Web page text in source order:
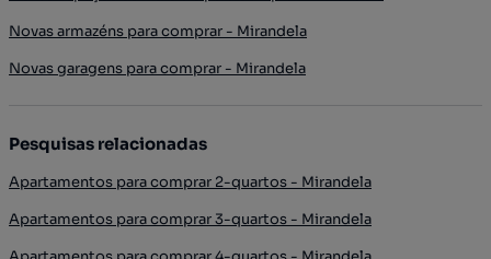
Novas armazéns para comprar - Mirandela
Novas garagens para comprar - Mirandela
Pesquisas relacionadas
Apartamentos para comprar 2-quartos - Mirandela
Apartamentos para comprar 3-quartos - Mirandela